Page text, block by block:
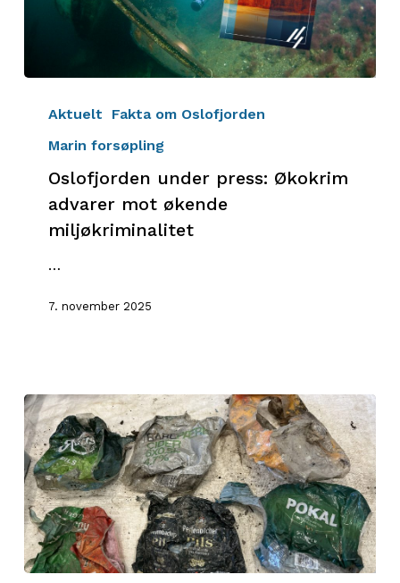
under
Økokrim
advarer
mot
økende
miljøkriminalitet
Aktuelt
Fakta om Oslofjorden
Marin forsøpling
Oslofjorden under press: Økokrim
advarer mot økende
miljøkriminalitet
…
7. november 2025